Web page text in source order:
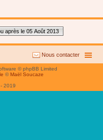
après le 05 Août 2013
Nous contacter
© phpBB Limited
© Maël Soucaze
2019